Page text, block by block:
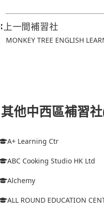
上一間補習社
MONKEY TREE ENGLISH
其他中西區補習
A+ Learning Ctr
ABC Cooking Studio HK Ltd
Alchemy
ALL ROUND EDUCATION